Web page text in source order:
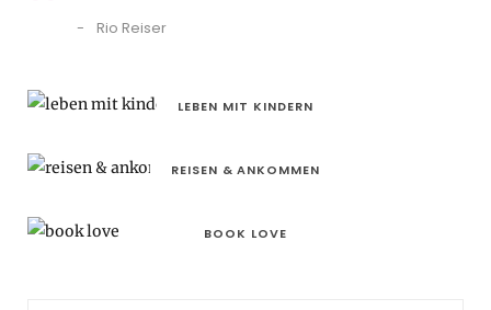
Rio Reiser
LEBEN MIT KINDERN
REISEN & ANKOMMEN
BOOK LOVE